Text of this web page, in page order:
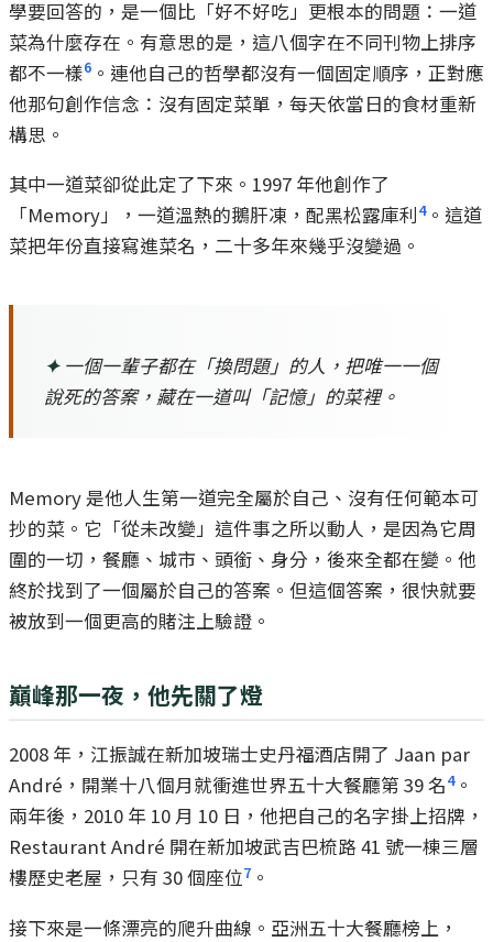
學要回答的，是一個比「好不好吃」更根本的問題：一道
菜為什麼存在。有意思的是，這八個字在不同刊物上排序
都不一樣6 。連他自己的哲學都沒有一個固定順序，正對應
他那句創作信念：沒有固定菜單，每天依當日的食材重新
構思。
其中一道菜卻從此定了下來。1997 年他創作了
「Memory」，一道溫熱的鵝肝凍，配黑松露庫利4。這道
菜把年份直接寫進菜名，二十多年來幾乎沒變過。
✦一個一輩子都在「換問題」的人，把唯一一個
說死的答案，藏在一道叫「記憶」的菜裡。
Memory 是他人生第一道完全屬於自己、沒有任何範本可
抄的菜。它「從未改變」這件事之所以動人，是因為它周
圍的一切，餐廳、城市、頭銜、身分，後來全都在變。他
終於找到了一個屬於自己的答案。但這個答案，很快就要
被放到一個更高的賭注上驗證。
巔峰那一夜，他先關了燈
2008 年，江振誠在新加坡瑞士史丹福酒店開了 Jaan par
André，開業十八個月就衝進世界五十大餐廳第 39 名4。
兩年後，2010 年 10 月 10 日，他把自己的名字掛上招牌，
Restaurant André 開在新加坡武吉巴梳路 41 號一棟三層
樓歷史老屋，只有 30 個座位7 。
接下來是一條漂亮的爬升曲線。亞洲五十大餐廳榜上，